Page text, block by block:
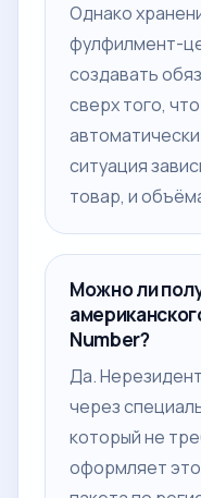
Однако
фулфилмент-
создавать
сверх того,
ситуация
товар, и
Можно ли
Number?
Да.
через
который не
оформляет